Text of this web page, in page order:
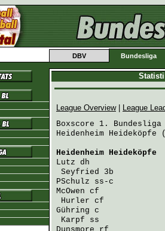
DBV Bundesliga
League Overview|
League
Boxscore 1. Bundesliga
Heidenheim
Heidenheim Heideköpfe
Lutz dh
Seyfried 3b
PSchulz ss-c
McOwen cf
Hurler cf
Gühring c
Karpf ss